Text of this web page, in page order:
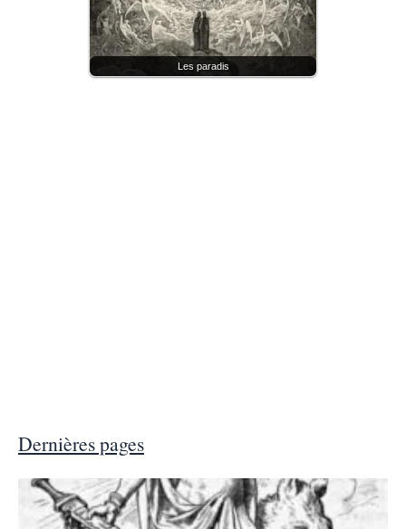
Les paradis
Dernières pages